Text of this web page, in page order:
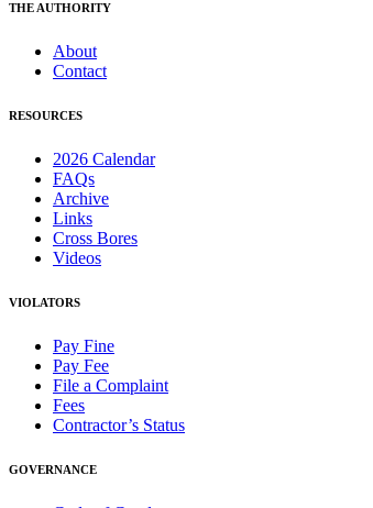
THE AUTHORITY
About
Contact
RESOURCES
2026 Calendar
FAQs
Archive
Links
Cross Bores
Videos
VIOLATORS
Pay Fine
Pay Fee
File a Complaint
Fees
Contractor’s Status
GOVERNANCE